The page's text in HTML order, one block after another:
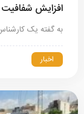
افزایش شفافیت مالی با
به گفته یک کارشناس
اخبار